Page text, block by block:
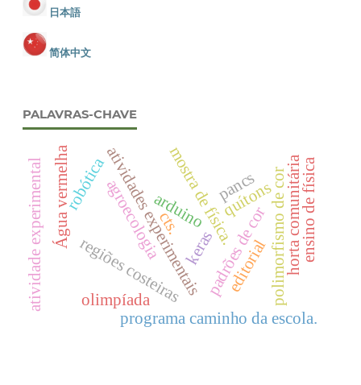
日本語
简体中文
PALAVRAS-CHAVE
editorial
padrões de cor
atividades experimentais
mostra de física.
programa caminho da escola.
polimorfismo de cor
quítons
regiões costeiras
olimpíada
robótica
keras horta comunitária
cts.
Água vermelha agroecologia ensino de física
atividade experimental arduino
pancs